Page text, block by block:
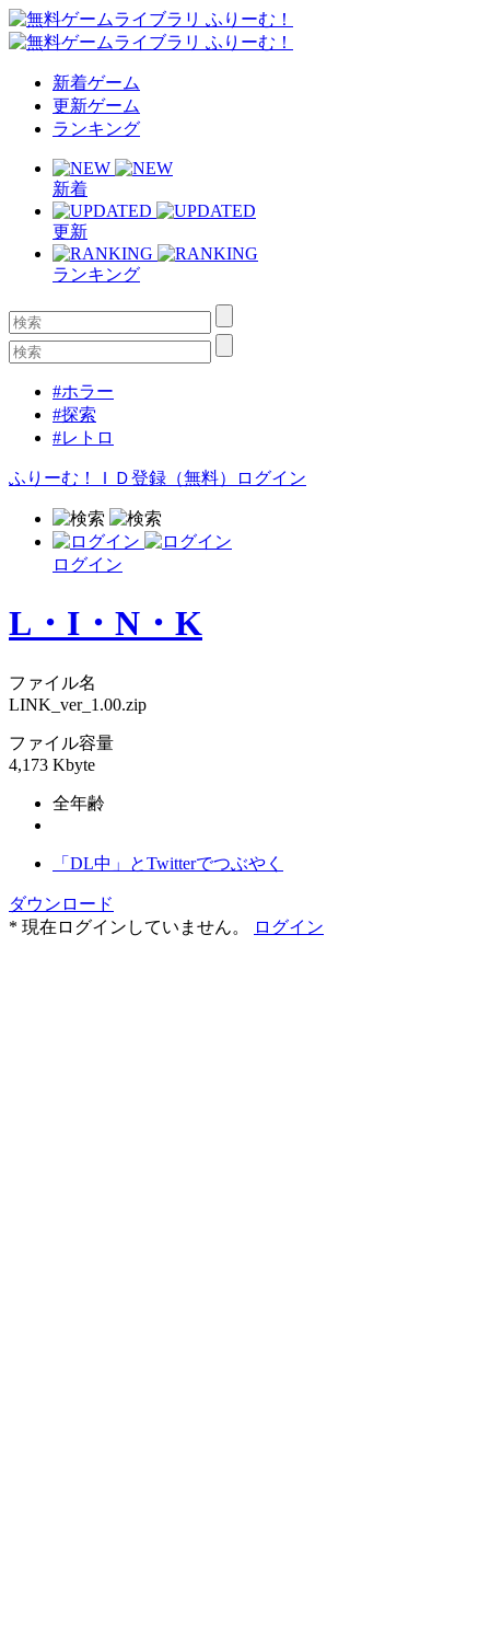
新着ゲーム
更新ゲーム
ランキング
新着
更新
ランキング
#ホラー
#探索
#レトロ
ふりーむ！ＩＤ登録（無料） ログイン
ログイン
L・I・N・K
ファイル名
LINK_ver_1.00.zip
ファイル容量
4,173 Kbyte
全年齢
「DL中」とTwitterでつぶやく
ダウンロード
* 現在ログインしていません。
ログイン